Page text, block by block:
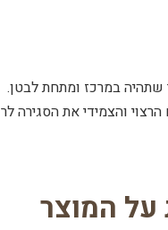
על המוצר